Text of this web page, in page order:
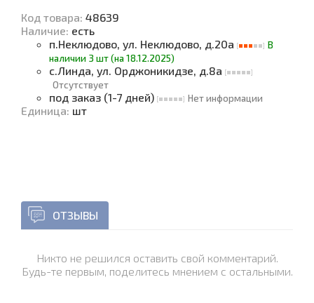
Код товара: 48639
Наличие: есть
п.Неклюдово, ул. Неклюдово, д.20а
В
наличии 3 шт (на 18.12.2025)
с.Линда, ул. Орджоникидзе, д.8а
Отсутствует
под заказ (1-7 дней) Нет информации
Единица: шт
ОТЗЫВЫ
Никто не решился оставить свой комментарий.
Будь-те первым, поделитесь мнением с остальными.